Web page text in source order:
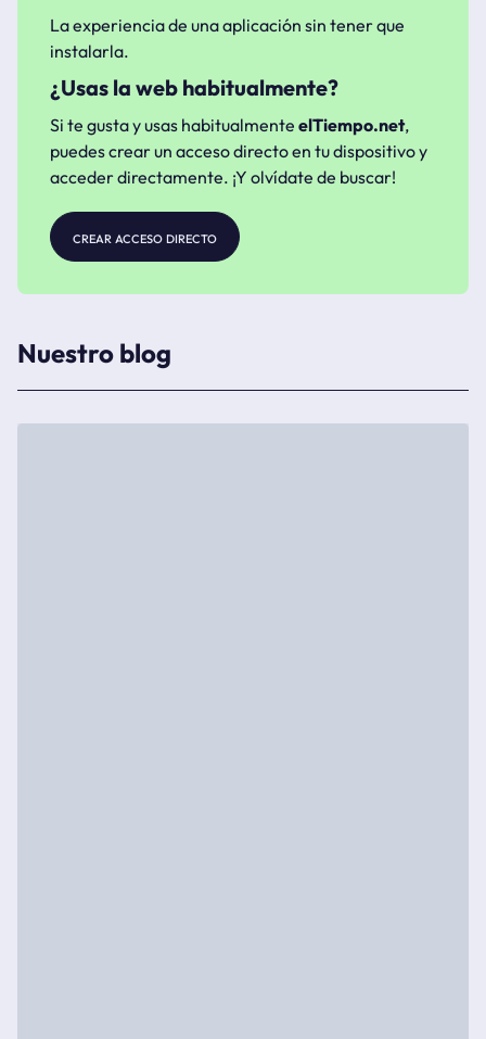
La experiencia de una aplicación sin tener que
instalarla.
¿Usas la web habitualmente?
Si te gusta y usas habitualmente elTiempo.net,
puedes crear un acceso directo en tu dispositivo y
acceder directamente. ¡Y olvídate de buscar!
crear acceso directo
Nuestro blog